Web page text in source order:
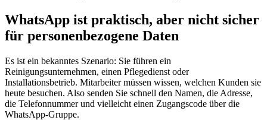
WhatsApp ist praktisch, aber nicht sicher
für personenbezogene Daten
Es ist ein bekanntes Szenario: Sie führen ein
Reinigungsunternehmen, einen Pflegedienst oder
Installationsbetrieb. Mitarbeiter müssen wissen, welchen Kunden sie
heute besuchen. Also senden Sie schnell den Namen, die Adresse,
die Telefonnummer und vielleicht einen Zugangscode über die
WhatsApp-Gruppe.